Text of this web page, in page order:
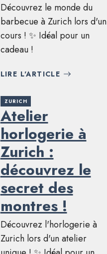
Découvrez le monde du
barbecue à Zurich lors d'un
cours ! ✨ Idéal pour un
cadeau !
LIRE L'ARTICLE
ZURICH
Atelier
horlogerie à
Zurich :
découvrez le
secret des
montres !
Découvrez l'horlogerie à
Zurich lors d'un atelier